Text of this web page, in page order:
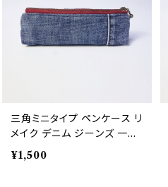
三角ミニタイプ ペンケース リ
メイク デニム ジーンズ 一点
物 RD178
¥1,500